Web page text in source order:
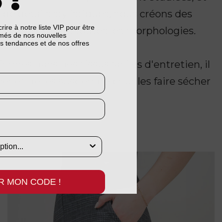
détails stylistiques, nous créons des
adaptés à toutes les morphologies.
dans des tissus faciles d'entretien, il
et de les suspendre pour les faire sécher
à notre liste VIP pour être
de nos nouvelles
tendances et de nos offres
MON CODE !